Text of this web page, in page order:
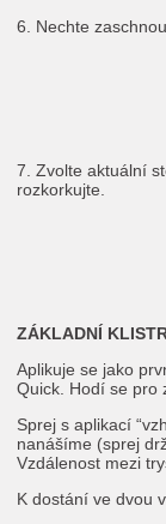
6. Nechte
7. Zvolte aktuální
rozkorkujte.
ZÁKLADNÍ
Aplikuje se jako
Quick. Hodí se pro
Sprej s aplikací
nanášíme (sprej
Vzdálenost mezi
K dostání ve dvou